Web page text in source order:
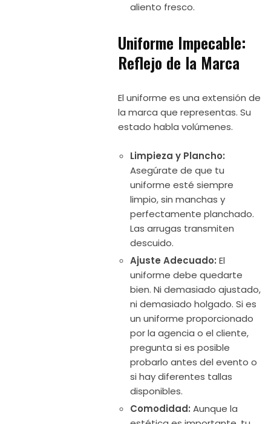
aliento fresco.
Uniforme Impecable:
Reflejo de la Marca
El uniforme es una extensión de
la marca que representas. Su
estado habla volúmenes.
Limpieza y Plancho:
Asegúrate de que tu
uniforme esté siempre
limpio, sin manchas y
perfectamente planchado.
Las arrugas transmiten
descuido.
Ajuste Adecuado: El
uniforme debe quedarte
bien. Ni demasiado ajustado,
ni demasiado holgado. Si es
un uniforme proporcionado
por la agencia o el cliente,
pregunta si es posible
probarlo antes del evento o
si hay diferentes tallas
disponibles.
Comodidad: Aunque la